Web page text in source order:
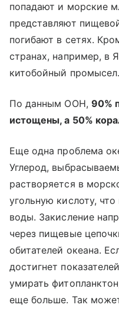
попадают и морские
представляют
погибают в сетях.
странах, например, в
китобойный промысел.
По данным ООН, 90%
истощены, а 50%
Еще одна проблема
Углерод,
растворяется в
угольную кислоту,
воды. Закисление
через пищевые
обитателей океана.
достигнет
умирать
еще больше. Так